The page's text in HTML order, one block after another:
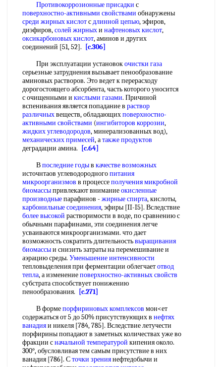
Противокоррозионные присадки с
поверхностно-активными свойствами обнаружены
среди жирных кислотсдлинной цепью, эфиров,
диэфиров,солей жирныхи нафтеновых кислот,
оксикарбоновых кислот, аминов и других
соединений [51, 52].
[c.306]
При эксплуатации установокочистки газа
серьезные затруднения вызывает пенообразование
аминовых растворов. Это ведет к перерасходу
дорогостоящего абсорбента, часть которого уносится
с очищенными и кислыми газами. Причиной
вспенивания является попадание в раствор
различныхвеществ, обладающихповерхностно-
активными свойствами (ингибиторов коррозии,
жидких углеводородов, минерализованных вод),
механических примесей, атакже продуктов
деградации амина.
[c.64]
Впоследние годыв качестве возможных
источнтаов углеводородногопитания
микроорганизмов в процессеполучения микробной
биомассыпривлекают вниманиеокисленные
производныепарафинов - жирные спирта, кислоты,
карбонильные соединения, эфиры [II-I5]. Вследствие
более высокой растворимости в воде, по сравнению с
обычньмн парафинами, эти соединения легче
усваиваются микроорганизмами. что дает
возможность сократить длительностьвыращивания
биомассыи снизить затраты на перемешивание и
аэрацию среды. Уменьшение интенсивности
тепловыделения при ферментации облегчаетотвод
тепла, а изменениеповерхностно-активных свойств
субстрата способствует понижению
пенообразования.
[c.271]
В формепорфириновых комплексов мон<ет
содержаться от 5 до 50% присутствующих в нефтях
ванадияи никеля [784, 785]. Вследствие летучести
порфирины попадают в заметных количествах уже во
фракции сначальной температурой кипения около.
300°, обусловливая тем самым присутствие в них
ванадия [786]. Сточки зрениянефтедобычи и